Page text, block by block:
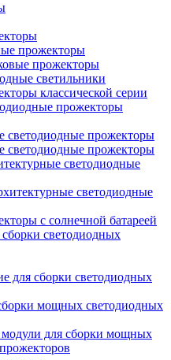
прожекторы
прожекторы
светильники
классической серии
прожекторы
светодиодные прожекторы
светодиодные прожекторы
светодиодные
светодиодные
с солнечной батареей
светодиодных
для сборки светодиодных
мощных светодиодных
для сборки мощных